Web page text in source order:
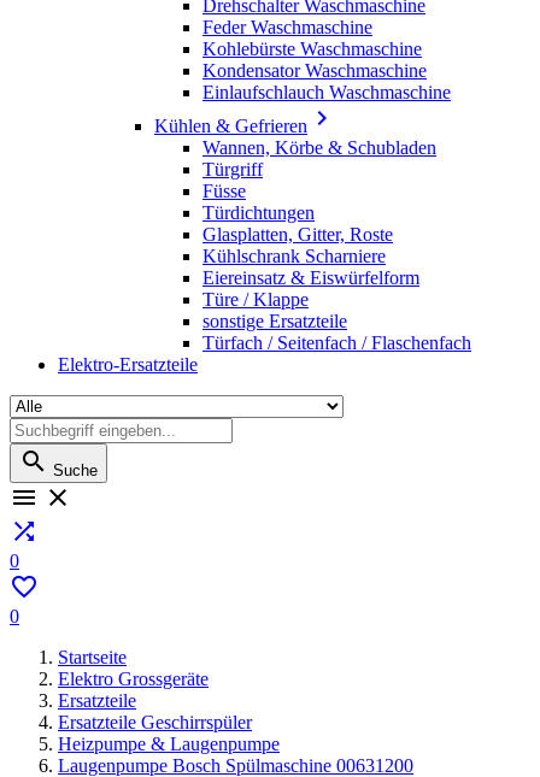
Drehschalter Waschmaschine
Feder Waschmaschine
Kohlebürste Waschmaschine
Kondensator Waschmaschine
Einlaufschlauch Waschmaschine
Kühlen & Gefrieren 
Wannen, Körbe & Schubladen
Türgriff
Füsse
Türdichtungen
Glasplatten, Gitter, Roste
Kühlschrank Scharniere
Eiereinsatz & Eiswürfelform
Türe / Klappe
sonstige Ersatzteile
Türfach / Seitenfach / Flaschenfach
Elektro-Ersatzteile
 Suche
 

0

0
Startseite
Elektro Grossgeräte
Ersatzteile
Ersatzteile Geschirrspüler
Heizpumpe & Laugenpumpe
Laugenpumpe Bosch Spülmaschine 00631200